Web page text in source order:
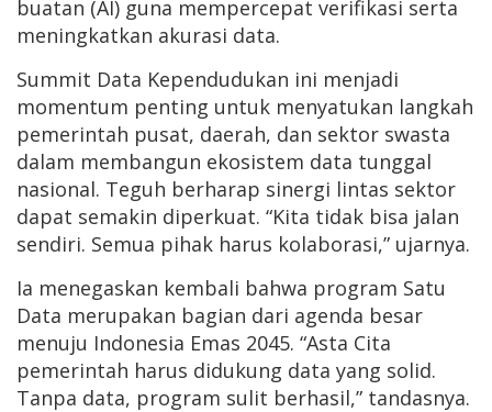
buatan (AI) guna mempercepat verifikasi serta
meningkatkan akurasi data.
Summit Data Kependudukan ini menjadi
momentum penting untuk menyatukan langkah
pemerintah pusat, daerah, dan sektor swasta
dalam membangun ekosistem data tunggal
nasional. Teguh berharap sinergi lintas sektor
dapat semakin diperkuat. “Kita tidak bisa jalan
sendiri. Semua pihak harus kolaborasi,” ujarnya.
Ia menegaskan kembali bahwa program Satu
Data merupakan bagian dari agenda besar
menuju Indonesia Emas 2045. “Asta Cita
pemerintah harus didukung data yang solid.
Tanpa data, program sulit berhasil,” tandasnya.